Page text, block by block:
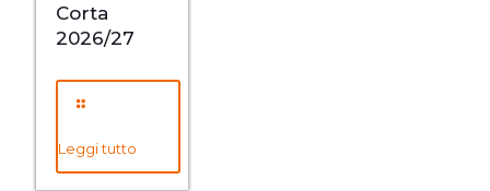
Corta
2026/27
Leggi tutto